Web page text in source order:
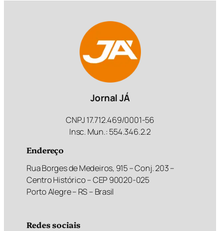
Jornal JÁ
CNPJ 17.712.469/0001-56
Insc. Mun.: 554.346.2.2
Endereço
Rua Borges de Medeiros, 915 – Conj. 203 –
Centro Histórico – CEP 90020-025
Porto Alegre – RS – Brasil
Redes sociais